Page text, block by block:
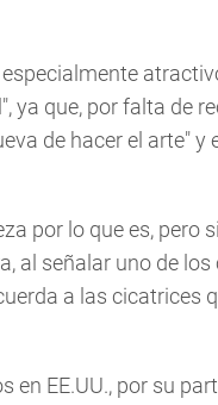
ya que, por falta de
de hacer el arte" y
por lo que es, pero
al señalar uno de
a las cicatrices
EE.UU., por su